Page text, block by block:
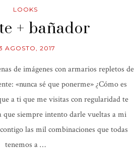
LOOKS
+ bañador
AGOSTO, 2017
de imágenes con armarios repletos de
«nunca sé que ponerme» ¿Cómo es
a ti que me visitas con regularidad te
que siempre intento darle vueltas a mi
las mil combinaciones que todas
tenemos a …